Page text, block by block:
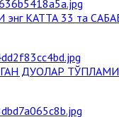
КАТТА 33 та
ДУОЛАР ТЎПЛАМИ